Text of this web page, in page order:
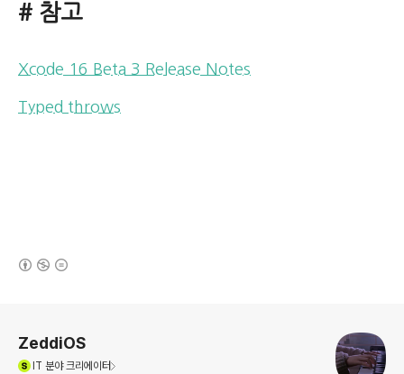
# 참고
Xcode 16 Beta 3 Release Notes
Typed throws
ZeddiOS
IT 분야 크리에이터